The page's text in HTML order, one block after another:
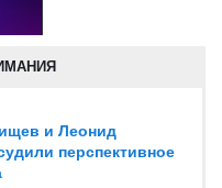
и Леонид
перспективное